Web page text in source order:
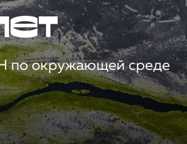
по окружающей среде